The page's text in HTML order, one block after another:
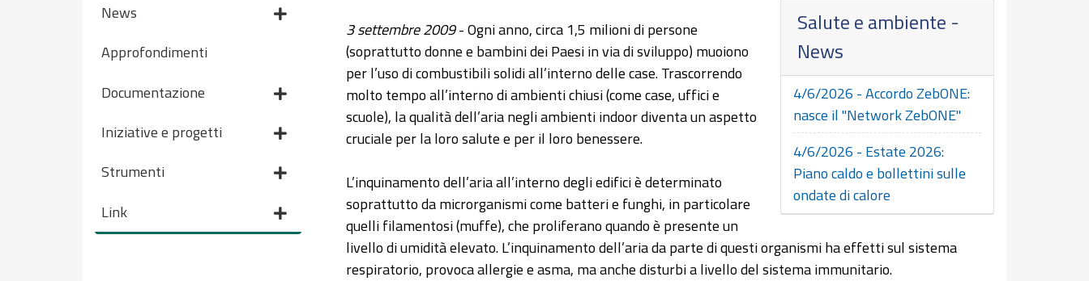
News
Approfondimenti
Documentazione
Iniziative e progetti
Strumenti
Link
Salute e ambiente -
News
4/6/2026 - Accordo ZebONE:
nasce il "Network ZebONE"
4/6/2026 - Estate 2026:
Piano caldo e bollettini sulle
ondate di calore
3 settembre 2009- Ogni anno, circa 1,5 milioni di persone
(soprattutto donne e bambini dei Paesi in via di sviluppo) muoiono
per l’uso di combustibili solidi all’interno delle case. Trascorrendo
molto tempo all’interno di ambienti chiusi (come case, uffici e
scuole), la qualità dell’aria negli ambienti indoor diventa un aspetto
cruciale per la loro salute e per il loro benessere.
L’inquinamento dell’aria all’interno degli edifici è determinato
soprattutto da microrganismi come batteri e funghi, in particolare
quelli filamentosi (muffe), che proliferano quando è presente un
livello di umidità elevato. L’inquinamento dell’aria da parte di questi organismi ha effetti sul sistema
respiratorio, provoca allergie e asma, ma anche disturbi a livello del sistema immunitario.